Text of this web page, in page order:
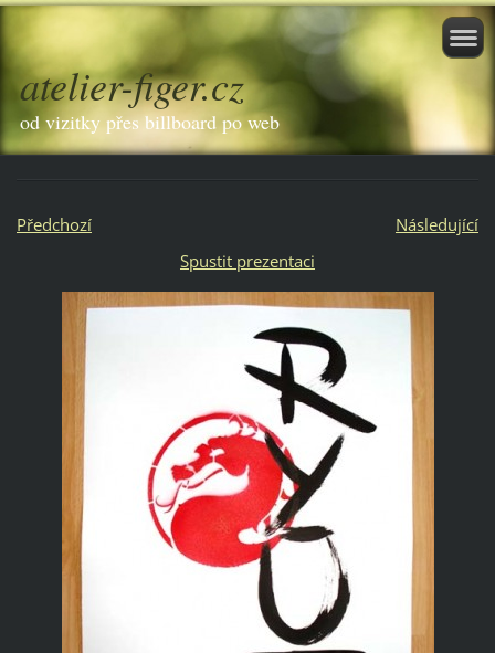
atelier-figer.cz
od vizitky přes billboard po web
Předchozí
Následující
Spustit prezentaci